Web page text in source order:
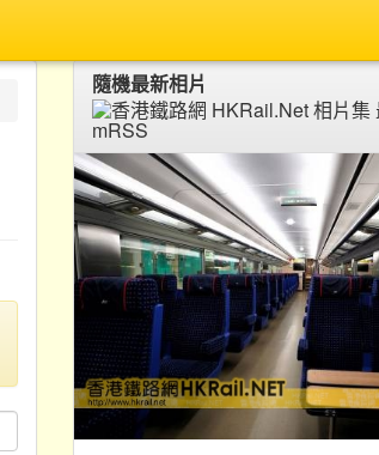
隨機最新相片